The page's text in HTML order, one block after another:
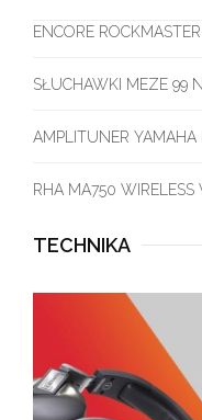
ENCORE
SŁUCHAWKI MEZE 99
AMPLITUNER
RHA MA750
TECHNIKA